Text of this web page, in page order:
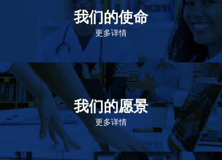
我们的使命
更多详情
致力于提高患者的生命健康和质量
我们的愿景
更多详情
作为一个负责任的企业公民，在全球提供优质和患者可
及的药物，传递我们的价值。